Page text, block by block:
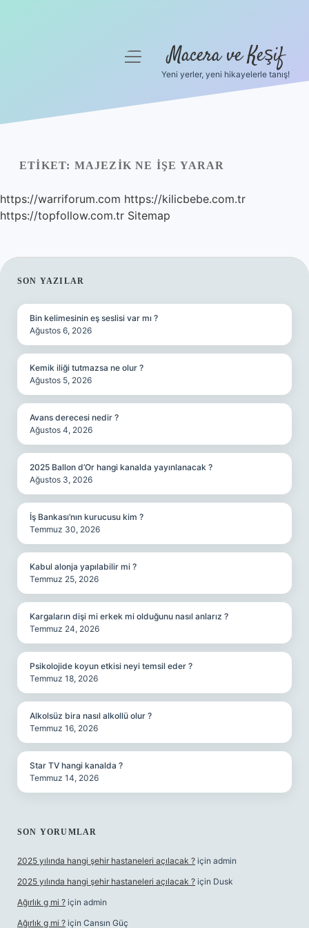
Yasal Uyarı
Hakkımızda
menüyüMacera ve Keşif
Yeni yerler, yeni hikayelerle tanış!
ETIKET: MAJEZIK NE IŞE YARAR
https://warriforum.com https://kilicbebe.com.tr
https://topfollow.com.tr Sitemap
SIDEBAR
SON YAZILAR
Bin kelimesinin eş seslisi var mı ?
Ağustos 6, 2026
Kemik iliği tutmazsa ne olur ?
Ağustos 5, 2026
Avans derecesi nedir ?
Ağustos 4, 2026
2025 Ballon d’Or hangi kanalda yayınlanacak ?
Ağustos 3, 2026
İş Bankası’nın kurucusu kim ?
Temmuz 30, 2026
Kabul alonja yapılabilir mi ?
Temmuz 25, 2026
Kargaların dişi mi erkek mi olduğunu nasıl anlarız ?
Temmuz 24, 2026
Psikolojide koyun etkisi neyi temsil eder ?
Temmuz 18, 2026
Alkolsüz bira nasıl alkollü olur ?
Temmuz 16, 2026
Star TV hangi kanalda ?
Temmuz 14, 2026
SON YORUMLAR
2025 yılında hangi şehir hastaneleri açılacak ? için admin
2025 yılında hangi şehir hastaneleri açılacak ? için Dusk
Ağırlık g mi ? için admin
Ağırlık g mi ? için Cansın Güç